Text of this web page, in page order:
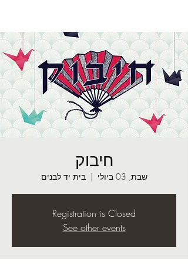
חיבוק
שבת, 03 ביולי
  |
בית יד לבנים
Registration is Closed
See other events